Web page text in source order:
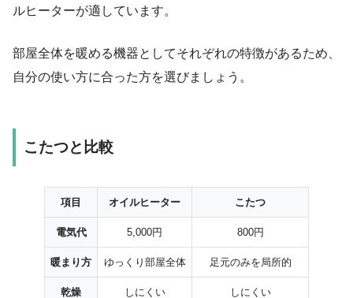
ルヒーターが適しています。
部屋全体を暖める機器としてそれぞれの特徴があるため、
自分の使い方に合った方を選びましょう。
こたつと比較
項目 オイルヒーター こたつ
電気代 5,000円 800円
暖まり方 ゆっくり部屋全体 足元のみを局所的
乾燥 しにくい しにくい